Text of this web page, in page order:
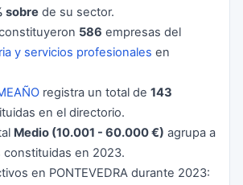
sobre de su sector.
586 empresas del
y servicios profesionales en
registra un total de 143
en el directorio.
Medio (10.001 - 60.000 €) agrupa a
constituidas en 2023.
en PONTEVEDRA durante 2023: